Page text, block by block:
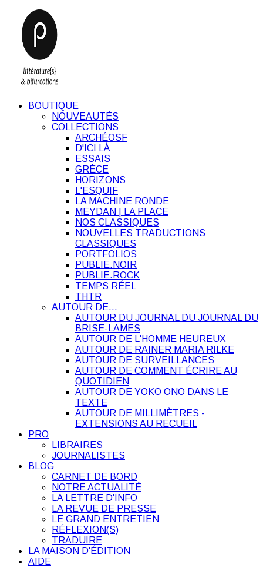
BOUTIQUE
NOUVEAUTÉS
COLLECTIONS
ARCHÉOSF
D'ICI LÀ
ESSAIS
GRÈCE
HORIZONS
L'ESQUIF
LA MACHINE RONDE
MEYDAN | LA PLACE
NOS CLASSIQUES
NOUVELLES TRADUCTIONS
CLASSIQUES
PORTFOLIOS
PUBLIE.NOIR
PUBLIE.ROCK
TEMPS RÉEL
THTR
AUTOUR DE…
AUTOUR DU JOURNAL DU JOURNAL DU
BRISE-LAMES
AUTOUR DE L'HOMME HEUREUX
AUTOUR DE RAINER MARIA RILKE
AUTOUR DE SURVEILLANCES
AUTOUR DE COMMENT ÉCRIRE AU
QUOTIDIEN
AUTOUR DE YOKO ONO DANS LE
TEXTE
AUTOUR DE MILLIMÈTRES -
EXTENSIONS AU RECUEIL
PRO
LIBRAIRES
JOURNALISTES
BLOG
CARNET DE BORD
NOTRE ACTUALITÉ
LA LETTRE D'INFO
LA REVUE DE PRESSE
LE GRAND ENTRETIEN
RÉFLEXION(S)
TRADUIRE
LA MAISON D'ÉDITION
AIDE